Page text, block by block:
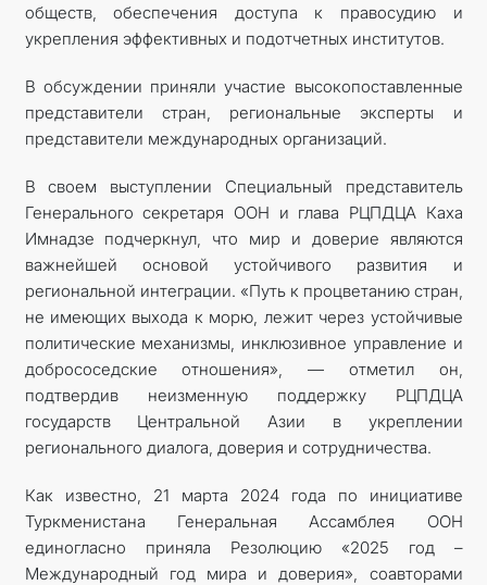
обществ, обеспечения доступа к правосудию и
укрепления эффективных и подотчетных институтов.
В обсуждении приняли участие высокопоставленные
представители стран, региональные эксперты и
представители международных организаций.
В своем выступлении Специальный представитель
Генерального секретаря ООН и глава РЦПДЦА Каха
Имнадзе подчеркнул, что мир и доверие являются
важнейшей основой устойчивого развития и
региональной интеграции. «Путь к процветанию стран,
не имеющих выхода к морю, лежит через устойчивые
политические механизмы, инклюзивное управление и
добрососедские отношения», — отметил он,
подтвердив неизменную поддержку РЦПДЦА
государств Центральной Азии в укреплении
регионального диалога, доверия и сотрудничества.
Как известно, 21 марта 2024 года по инициативе
Туркменистана Генеральная Ассамблея ООН
единогласно приняла Резолюцию «2025 год –
Международный год мира и доверия», соавторами